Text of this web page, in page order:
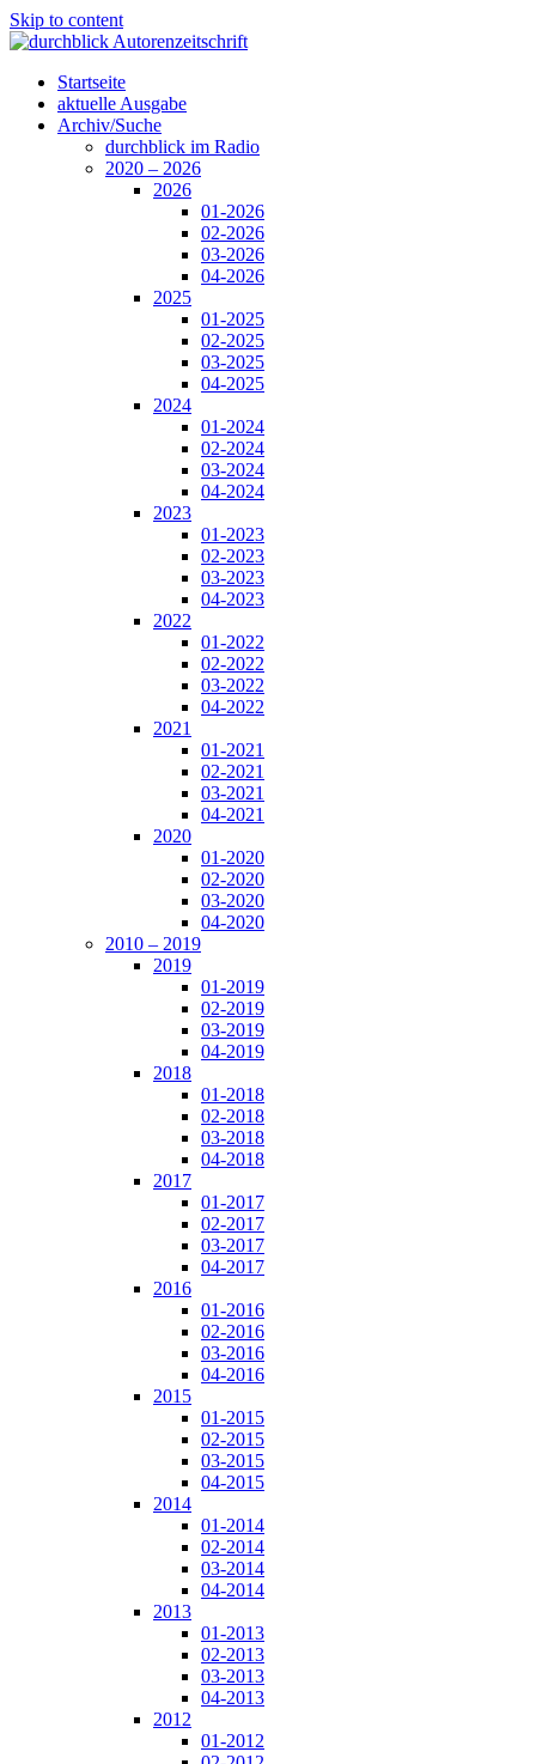
Skip to content
Startseite
aktuelle Ausgabe
Archiv/Suche
durchblick im Radio
2020 – 2026
2026
01-2026
02-2026
03-2026
04-2026
2025
01-2025
02-2025
03-2025
04-2025
2024
01-2024
02-2024
03-2024
04-2024
2023
01-2023
02-2023
03-2023
04-2023
2022
01-2022
02-2022
03-2022
04-2022
2021
01-2021
02-2021
03-2021
04-2021
2020
01-2020
02-2020
03-2020
04-2020
2010 – 2019
2019
01-2019
02-2019
03-2019
04-2019
2018
01-2018
02-2018
03-2018
04-2018
2017
01-2017
02-2017
03-2017
04-2017
2016
01-2016
02-2016
03-2016
04-2016
2015
01-2015
02-2015
03-2015
04-2015
2014
01-2014
02-2014
03-2014
04-2014
2013
01-2013
02-2013
03-2013
04-2013
2012
01-2012